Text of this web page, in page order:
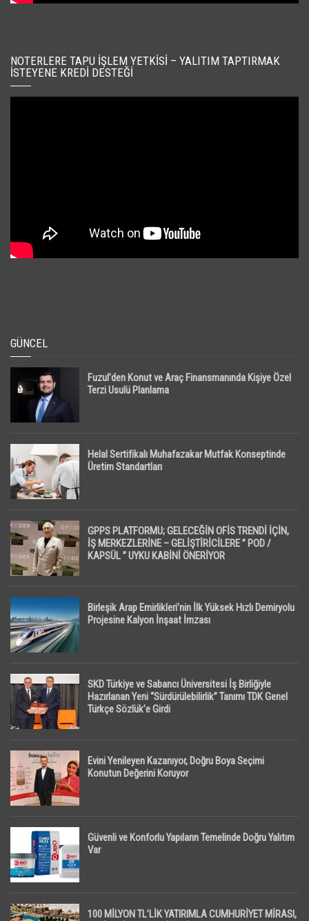
NOTERLERE TAPU İŞLEM YETKISI – YALITIM TAPTIRMAK
İSTEYENE KREDI DESTEĞI
GÜNCEL
Fuzul’den Konut ve Araç Finansmanında Kişiye Özel
Terzi Usulü Planlama
Helal Sertifikalı Muhafazakar Mutfak Konseptinde
Üretim Standartları
GPPS PLATFORMU; GELECEĞİN OFİS TRENDİ İÇİN,
İŞ MERKEZLERİNE – GELİŞTİRİCİLERE ” POD /
KAPSÜL ” UYKU KABİNİ ÖNERİYOR
Birleşik Arap Emirlikleri’nin İlk Yüksek Hızlı Demiryolu
Projesine Kalyon İnşaat İmzası
SKD Türkiye ve Sabancı Üniversitesi İş Birliğiyle
Hazırlanan Yeni “Sürdürülebilirlik” Tanımı TDK Genel
Türkçe Sözlük’e Girdi
Evini Yenileyen Kazanıyor, Doğru Boya Seçimi
Konutun Değerini Koruyor
Güvenli ve Konforlu Yapıların Temelinde Doğru Yalıtım
Var
100 MİLYON TL’LİK YATIRIMLA CUMHURİYET MİRASI,